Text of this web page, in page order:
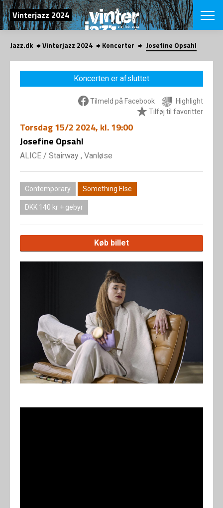
SØG
Vinterjazz 2024
English
VÆLG
COPENHAGEN
VINTERJAZZ
Temaer
LOCATIONS
Om fonden
Jazz.dk Vinterjazz 2024 Koncerter Josefine Opsahl
Koncerten er afsluttet
Tilmeld på Facebook
Highlight
Tilføj til favoritter
Torsdag15/2 2024, kl. 19:00
Josefine Opsahl
ALICE / Stairway , Vanløse
Contemporary Something Else
DKK 140 kr + gebyr
Køb billet